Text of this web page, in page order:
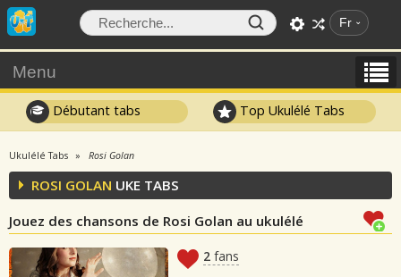
Fr
Menu
Débutant tabs Top Ukulélé Tabs
Ukulélé Tabs Rosi Golan
ROSI GOLAN UKE TABS
Jouez des chansons de Rosi Golan au ukulélé
2 fans